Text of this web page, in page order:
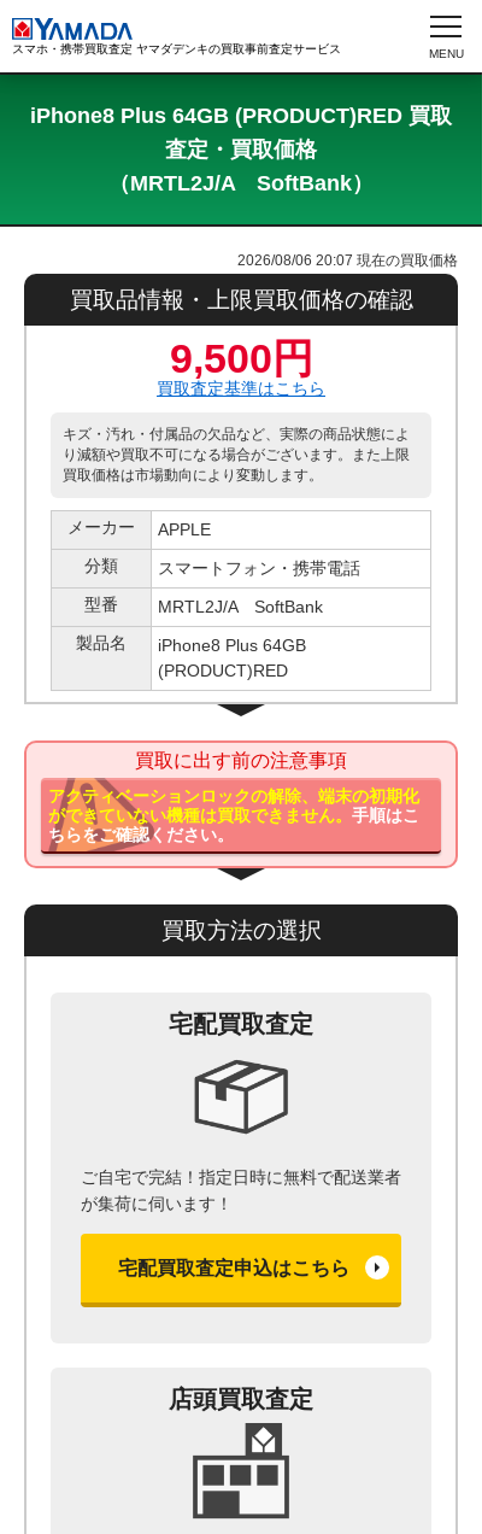
スマホ・携帯買取査定 ヤマダデンキの買取事前査定サービス
iPhone8 Plus 64GB (PRODUCT)RED 買取
査定・買取価格
（MRTL2J/A SoftBank）
2026/08/06 20:07 現在の買取価格
買取品情報・上限買取価格の確認
9,500円
買取査定基準はこちら
キズ・汚れ・付属品の欠品など、実際の商品状態によ
り減額や買取不可になる場合がございます。また上限
買取価格は市場動向により変動します。
メーカー
APPLE
分類
スマートフォン・携帯電話
型番
MRTL2J/A SoftBank
製品名
iPhone8 Plus 64GB
(PRODUCT)RED
買取に出す前の注意事項
アクティベーションロックの解除、端末の初期化
ができていない機種は買取できません。手順はこ
ちらをご確認ください。
買取方法の選択
宅配買取査定
ご自宅で完結！指定日時に無料で配送業者
が集荷に伺います！
宅配買取査定申込はこちら
店頭買取査定